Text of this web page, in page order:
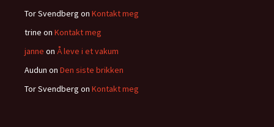
Tor Svendberg on Kontakt meg
trine on Kontakt meg
janne on Å leve i et vakum
Audun on Den siste brikken
Tor Svendberg on Kontakt meg